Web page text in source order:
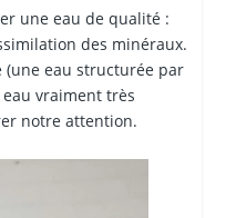
une eau de qualité :
des minéraux.
(une eau structurée par
vraiment très
notre attention.